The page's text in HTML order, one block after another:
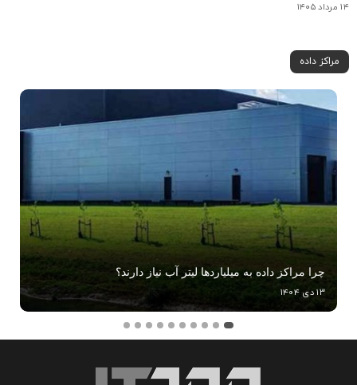
۱۴ مرداد ۱۴۰۵
مراکز داده
چرا مراکز داده به میلیاردها لیتر آب نیاز دارند؟
۱۳ دی ۱۴۰۴